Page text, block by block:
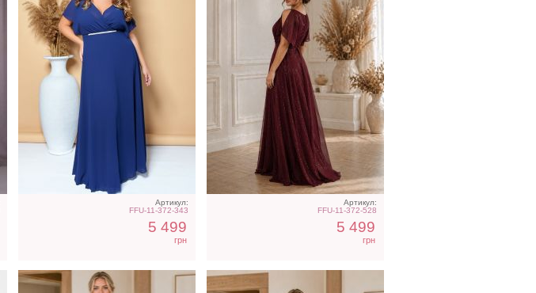
Артикул:
FFU-11-372-343
5 499
грн
Артикул:
FFU-11-372-528
5 499
грн
Вечернее шифоновое
синее платье в пол на
короткий рукав
Вечернее синее платье в
пол короткий рукав